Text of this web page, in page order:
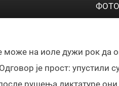
на иоле дужи рок да
је прост: упустили
рушења диктатуре они